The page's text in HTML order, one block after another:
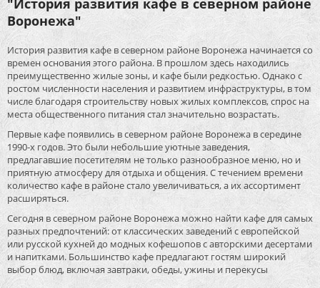
"История развития кафе в северном районе
Воронежа"
История развития кафе в северном районе Воронежа начинается со
времен основания этого района. В прошлом здесь находились
преимущественно жилые зоны, и кафе были редкостью. Однако с
ростом численности населения и развитием инфраструктуры, в том
числе благодаря строительству новых жилых комплексов, спрос на
места общественного питания стал значительно возрастать.
Первые кафе появились в северном районе Воронежа в середине
1990-х годов. Это были небольшие уютные заведения,
предлагавшие посетителям не только разнообразное меню, но и
приятную атмосферу для отдыха и общения. С течением времени
количество кафе в районе стало увеличиваться, а их ассортимент
расширяться.
Сегодня в северном районе Воронежа можно найти кафе для самых
разных предпочтений: от классических заведений с европейской
или русской кухней до модных кофешопов с авторскими десертами
и напитками. Большинство кафе предлагают гостям широкий
выбор блюд, включая завтраки, обеды, ужины и перекусы